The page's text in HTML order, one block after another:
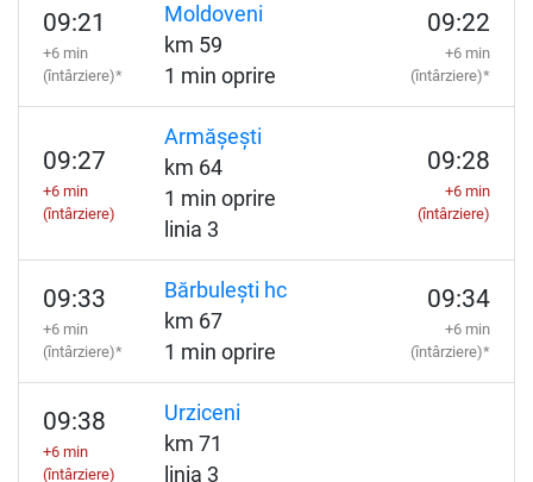
09:21
+6 min
(întârziere)*
Moldoveni
km 59
1 min oprire
09:22
+6 min
(întârziere)*
09:27
+6 min
(întârziere)
Armășești
km 64
1 min oprire
linia 3
09:28
+6 min
(întârziere)
09:33
+6 min
(întârziere)*
Bărbulești hc
km 67
1 min oprire
09:34
+6 min
(întârziere)*
09:38
+6 min
(întârziere)
Urziceni
km 71
linia 3